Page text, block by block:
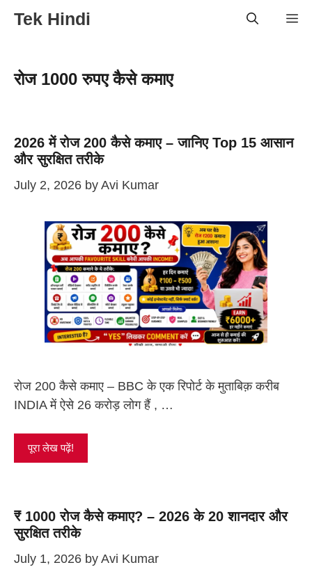
Tek Hindi
रोज 1000 रुपए कैसे कमाए
2026 में रोज 200 कैसे कमाए – जानिए Top 15 आसान
और सुरक्षित तरीके
July 2, 2026 by Avi Kumar
रोज 200 कैसे कमाए – BBC के एक रिपोर्ट के मुताबिक़ करीब
INDIA में ऐसे 26 करोड़ लोग हैं , …
पूरा लेख पढ़ें!
₹ 1000 रोज कैसे कमाए? – 2026 के 20 शानदार और
सुरक्षित तरीके
July 1, 2026 by Avi Kumar